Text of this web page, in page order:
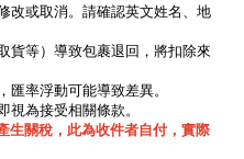
改或取消。請確認英文姓名、地
貨等）導致包裹退回，將扣除來
匯率浮動可能導致差異。
視為接受相關條款。
生關稅，此為收件者自付，實際